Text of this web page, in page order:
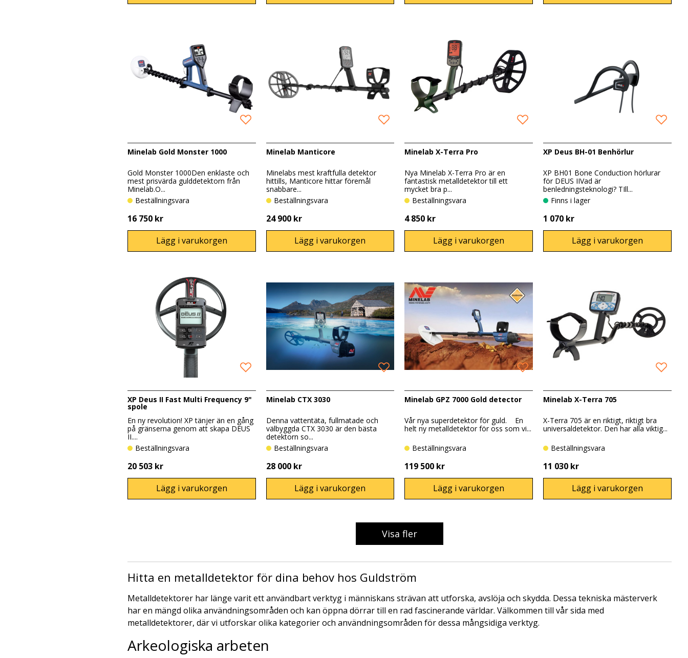
Minelab Gold Monster 1000
Gold Monster 1000Den enklaste och
mest prisvärda gulddetektorn från
Minelab.O...
Beställningsvara
16 750 kr
Lägg i varukorgen
Minelab Manticore
Minelabs mest kraftfulla detektor
hittills, Manticore hittar föremål
snabbare...
Beställningsvara
24 900 kr
Lägg i varukorgen
Minelab X-Terra Pro
Nya Minelab X-Terra Pro är en
fantastisk metalldetektor till ett
mycket bra p...
Beställningsvara
4 850 kr
Lägg i varukorgen
XP Deus BH-01 Benhörlur
XP BH01 Bone Conduction hörlurar
för DEUS IIVad är
benledningsteknologi? TIll...
Finns i lager
1 070 kr
Lägg i varukorgen
XP Deus II Fast Multi Frequency 9"
spole
En ny revolution! XP tänjer än en gång
på gränserna genom att skapa DEUS
II....
Beställningsvara
20 503 kr
Lägg i varukorgen
Minelab CTX 3030
Denna vattentäta, fullmatade och
välbyggda CTX 3030 är den bästa
detektorn so...
Beställningsvara
28 000 kr
Lägg i varukorgen
Minelab GPZ 7000 Gold detector
Vår nya superdetektor för guld. En
helt ny metalldetektor för oss som vi...
Beställningsvara
119 500 kr
Lägg i varukorgen
Minelab X-Terra 705
X-Terra 705 är en riktigt, riktigt bra
universaldetektor. Den har alla viktig...
Beställningsvara
11 030 kr
Lägg i varukorgen
Visa fler
Hitta en metalldetektor för dina behov hos Guldström
Metalldetektorer har länge varit ett användbart verktyg i människans strävan att utforska, avslöja och skydda. Dessa tekniska mästerverk
har en mängd olika användningsområden och kan öppna dörrar till en rad fascinerande världar. Välkommen till vår sida med
metalldetektorer, där vi utforskar olika kategorier och användningsområden för dessa mångsidiga verktyg.
Arkeologiska arbeten